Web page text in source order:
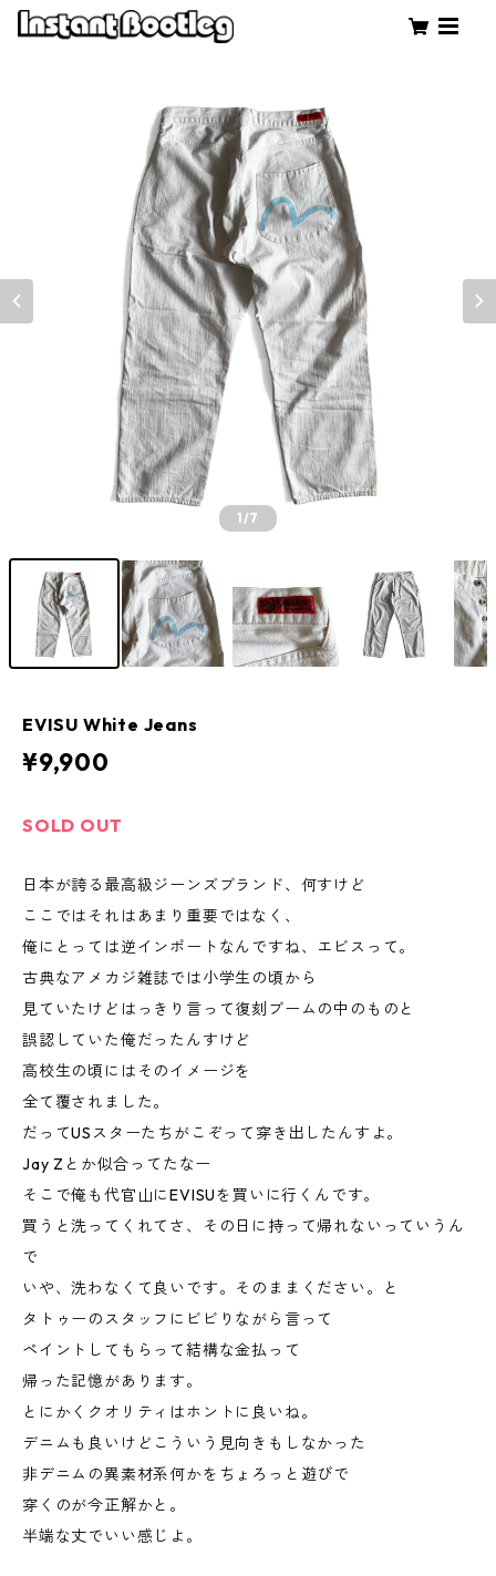
1/7
EVISU White Jeans
¥9,900
SOLD OUT
日本が誇る最高級ジーンズブランド、何すけど
ここではそれはあまり重要ではなく、
俺にとっては逆インポートなんですね、エビスって。
古典なアメカジ雑誌では小学生の頃から
見ていたけどはっきり言って復刻ブームの中のものと
誤認していた俺だったんすけど
高校生の頃にはそのイメージを
全て覆されました。
だってUSスターたちがこぞって穿き出したんすよ。
Jay Zとか似合ってたなー
そこで俺も代官山にEVISUを買いに行くんです。
買うと洗ってくれてさ、その日に持って帰れないっていうん
で
いや、洗わなくて良いです。そのままください。と
タトゥーのスタッフにビビりながら言って
ペイントしてもらって結構な金払って
帰った記憶があります。
とにかくクオリティはホントに良いね。
デニムも良いけどこういう見向きもしなかった
非デニムの異素材系何かをちょろっと遊びで
穿くのが今正解かと。
半端な丈でいい感じよ。